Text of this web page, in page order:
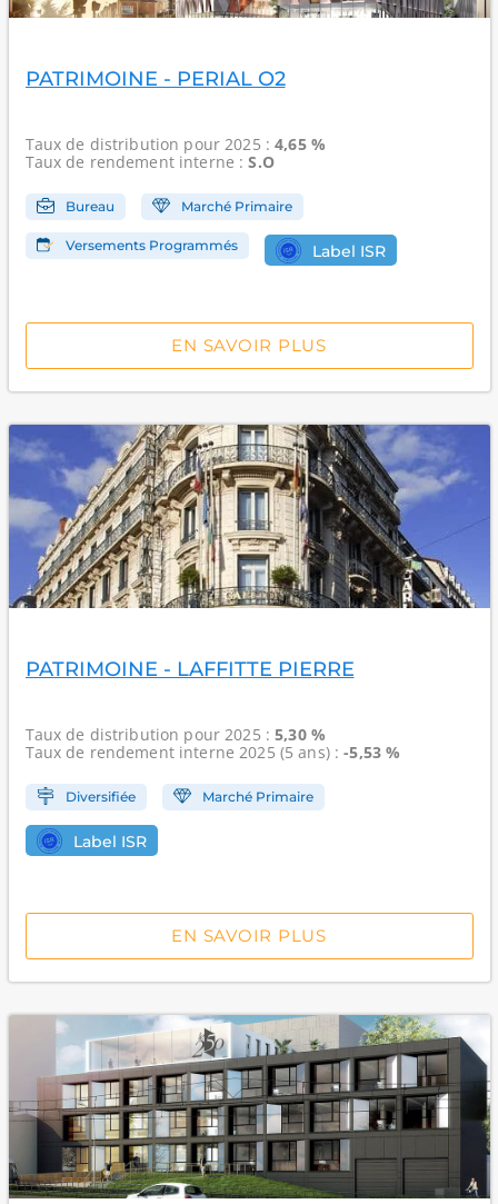
PATRIMOINE - PERIAL O2
Taux de distribution pour 2025 :4,65 %
Taux de rendement interne :S.O
Bureau Marché Primaire
Versements Programmés Label ISR
EN SAVOIR PLUS
PATRIMOINE - LAFFITTE PIERRE
Taux de distribution pour 2025 :5,30 %
Taux de rendement interne2025 (5 ans) :-5,53 %
Diversifiée Marché Primaire
Label ISR
EN SAVOIR PLUS